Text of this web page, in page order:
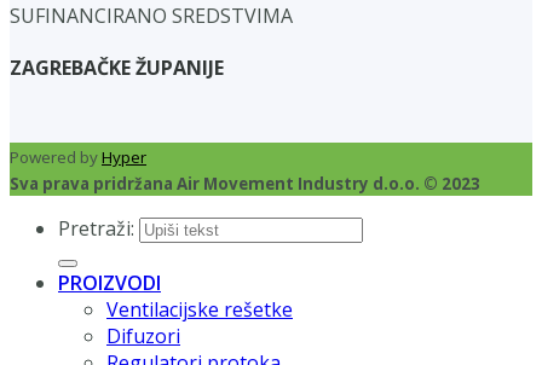
SUFINANCIRANO SREDSTVIMA
ZAGREBAČKE ŽUPANIJE
Powered byHyper
Sva prava pridržana Air Movement Industry d.o.o. © 2023
Pretraži:
PROIZVODI
Ventilacijske rešetke
Difuzori